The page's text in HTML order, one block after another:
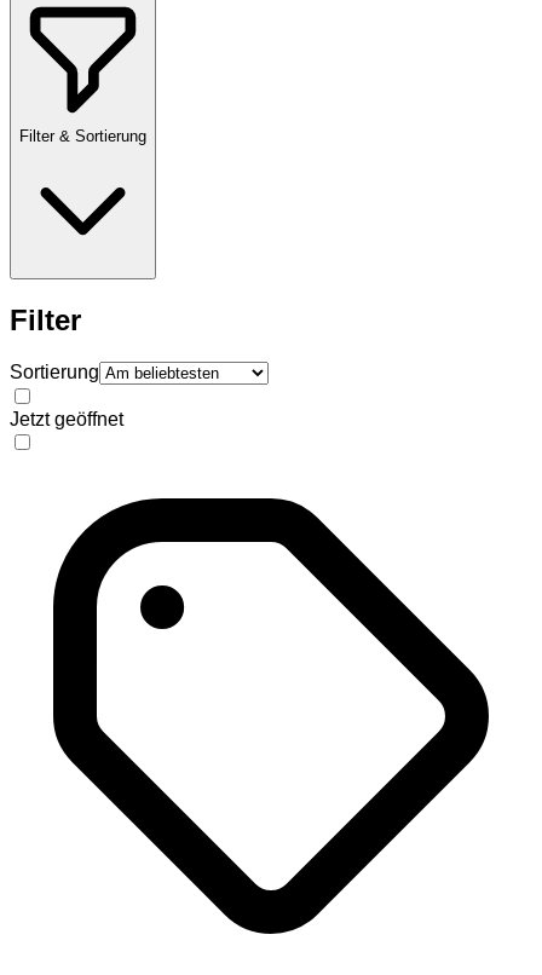
Filter & Sortierung
Filter
Sortierung
Jetzt geöffnet